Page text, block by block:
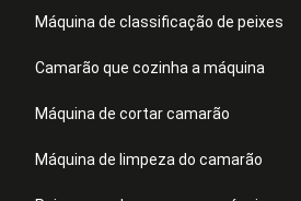
Máquina de classificação de peixes
Camarão que cozinha a máquina
Máquina de cortar camarão
Máquina de limpeza do camarão